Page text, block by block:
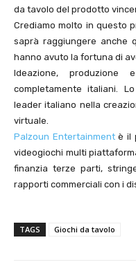
da tavolo del prodotto
Crediamo molto in questo
saprà raggiungere anche
hanno avuto la fortuna di
Ideazione, produzione
completamente italiani.
leader italiano nella
virtuale.
Palzoun Entertainmentè il
videogiochi multi
finanzia terze parti,
rapporti commerciali con i
TAGS Giochi da tavolo